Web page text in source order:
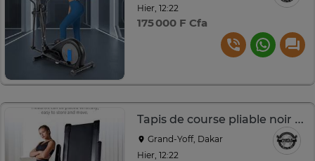
Hier, 12:22
175 000 F Cfa
Tapis de course pliable noir compact pour petits espaces
Grand-Yoff, Dakar
Hier, 12:22